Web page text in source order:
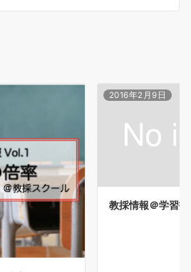
2016年2月9日
教採情報＠学習